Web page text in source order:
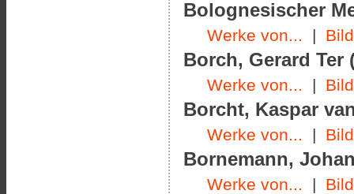
Bolognesischer
Werke von... |
Borch, Gerard Ter
Werke von... |
Borcht, Kaspar
Werke von... |
Bornemann,
Werke von... |